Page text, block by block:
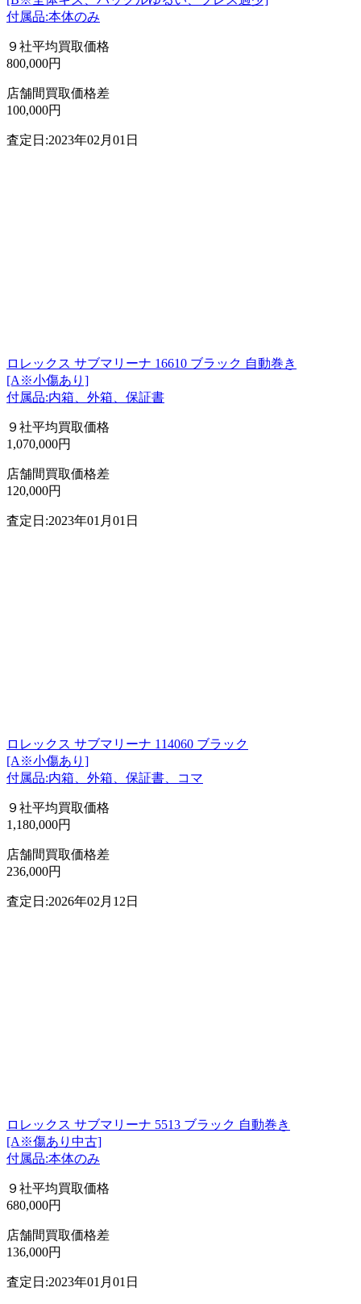
付属品:本体のみ
９社平均買取価格
800,000円
店舗間買取価格差
100,000円
査定日:2023年02月01日
ロレックス サブマリーナ 16610 ブラック 自動巻き
[A※小傷あり]
付属品:内箱、外箱、保証書
９社平均買取価格
1,070,000円
店舗間買取価格差
120,000円
査定日:2023年01月01日
ロレックス サブマリーナ 114060 ブラック
[A※小傷あり]
付属品:内箱、外箱、保証書、コマ
９社平均買取価格
1,180,000円
店舗間買取価格差
236,000円
査定日:2026年02月12日
ロレックス サブマリーナ 5513 ブラック 自動巻き
[A※傷あり中古]
付属品:本体のみ
９社平均買取価格
680,000円
店舗間買取価格差
136,000円
査定日:2023年01月01日